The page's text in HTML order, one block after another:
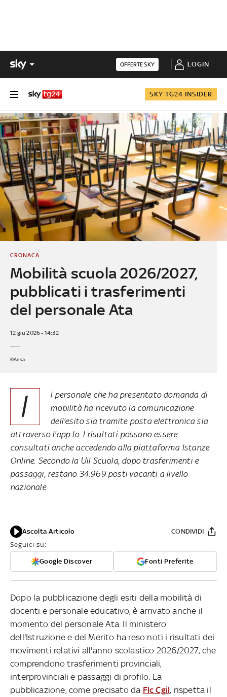
OFFERTE SKY LOGIN
SKY TG24 INSIDER
Mobilità scuola 2026/2027,
pubblicati i trasferimenti
del personale Ata
CRONACA
12 giu 2026 - 14:32
©Ansa
I
l personale che ha presentato domanda di
mobilità ha ricevuto la comunicazione
dell'esito sia tramite posta elettronica sia
attraverso l'app Io. I risultati possono essere
consultati anche accedendo alla piattaforma Istanze
Online. Secondo la Uil Scuola, dopo trasferimenti e
passaggi, restano 34.969 posti vacanti a livello
nazionale
Ascolta Articolo
Seguici su:
Google Discover Fonti Preferite
CONDIVIDI
Dopo la pubblicazione degli esiti della mobilità di
docenti e personale educativo, è arrivato anche il
momento del personale Ata. Il ministero
dell'Istruzione e del Merito ha reso noti i risultati dei
movimenti relativi all'anno scolastico 2026/2027, che
comprendono trasferimenti provinciali,
interprovinciali e passaggi di profilo. La
pubblicazione, come precisato da Flc Cgil, rispetta il